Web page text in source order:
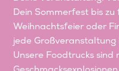
Dein Sommerfest bis zu
Weihnachtsfeier oder
jede Großveranstaltung
Unsere Foodtrucks sind